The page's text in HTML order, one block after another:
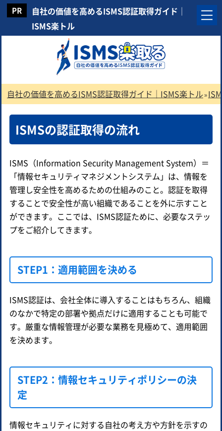
自社の価値を高めるISMS認証取得ガイド｜
ISMS楽トル
自社の価値を高めるISMS認証取得ガイド｜ISMS楽トル»
ISMSの認証取得の流れ
ISMS（Information Security Management System）＝
「情報セキュリティマネジメントシステム」は、情報を
管理し安全性を高めるための仕組みのこと。認証を取得
することで安全性が高い組織であることを外に示すこと
ができます。ここでは、ISMS認証ために、必要なステッ
プをご紹介してきます。
STEP1：適用範囲を決める
ISMS認証は、会社全体に導入することはもちろん、組織
のなかで特定の部署や拠点だけに適用することも可能で
す。厳重な情報管理が必要な業務を見極めて、適用範囲
を決めます。
STEP2：情報セキュリティポリシーの決
定
情報セキュリティに対する自社の考え方や方針を示すの